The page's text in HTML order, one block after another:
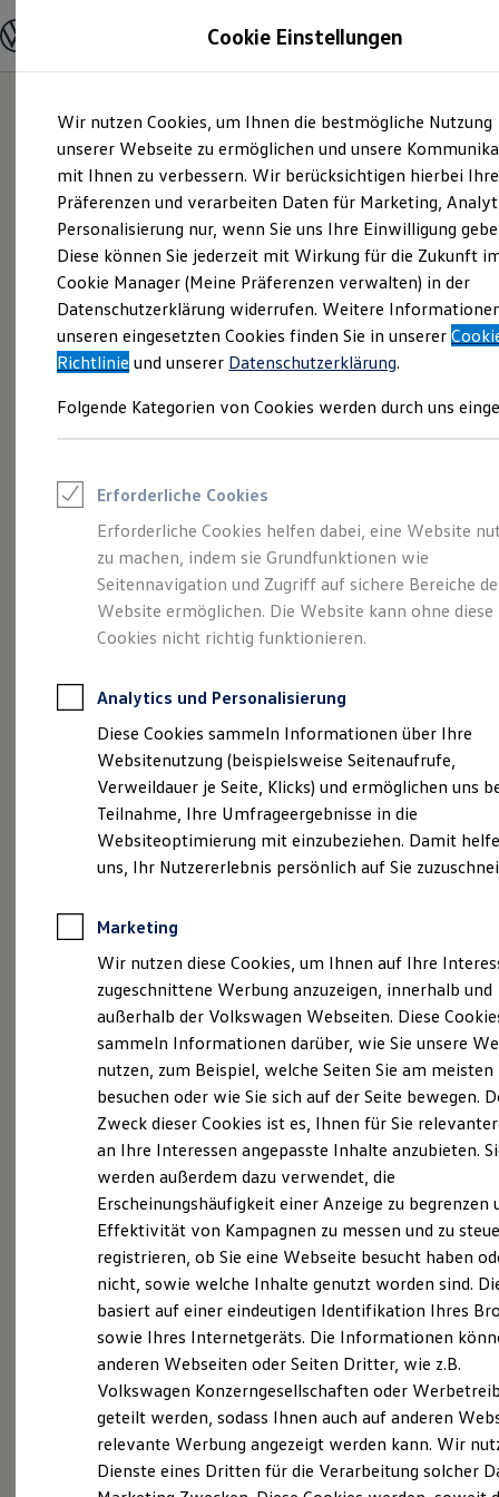
Hauptinhalt
springen
Footer
springen
Modelle und Konfigurator
Modelle vergleichen
Elektroautos
ENERGY Sondermodelle
Nutzfahrzeuge
SUV und CUV
Familienautos
Kombis
Kompaktwagen
Sportwagen
Schnell verfügbare Fahrzeuge
Angebote und Produkte
Aktuelle Angebote
E-Auto-Förderung
Volkswagen Marktplatz
Junge Gebrauchtwagen und Gebrauchtwagen
Saisonangebote
Leasing
Leasing-Angebote
Gebrauchtwagen Leasing
Junge Gebrauchtwagen-Leasing
Elektroauto Leasing
Kleinwagen-Leasing
Leasing ohne Anzahlung
Autokredit mit Schlussrate
Versicherungen und Garantien
Kfz-Versicherung
Restschuldversicherungen
Garantien
Wartungsverträge
Geschäftskunden
Professional Class bei Volkswagen
Großkunden
Behörden
Anpfiff zum Gewinn
Elektroautos
ID. Tutorials
Der neue ID. Polo
Der ID.4
Der ID.4 GTX
Der ID.5 GTX
Der ID.7 GTX
Der ID.7 Tourer
Der ID.7 GTX Tourer
Der neue ID. Cross
Elektrofahrzeugkonzepte
ID. EVERY1
Reichweite
Reichweite der ID. Modelle
Reichweite im Winter
Rekuperation
Laden unterwegs
Laden Zuhause
Ladestationen finden
Ladezeitensimulator
Batterie
Sicherheit
Garantie und Lebensdauer
Eine Klasse für sich.
Der Golf.
Impressum & Rechtliches)
Details des Golf
Exterieur
Harmonisch aufeinander abgestimmt: Mit
beleuchtendem VolkswagenLogo und schnittigen
Frontstoßfängern weiß der Golfoptisch zu
überzeugen. Auch die neuen Scheinwerfer und
Rückleuchten mit optionalen dynamischen
Cookie Einstellungen
Wir nutzen Cookies, um Ihnen die bestmögliche Nutzung
unserer Webseite zu ermöglichen und unsere
mit Ihnen zu verbessern. Wir berücksichtigen hierbei Ihre
Präferenzen und verarbeiten Daten für Marketing,
Personalisierung nur, wenn Sie uns Ihre Einwilligung
Diese können Sie jederzeit mit Wirkung für die Zukunft
Cookie Manager (Meine Präferenzen verwalten) in der
Datenschutzerklärung widerrufen. Weitere
unseren eingesetzten Cookies finden Sie in unserer
Richtlinie und unserer Datenschutzerklärung.
Folgende Kategorien von Cookies werden durch uns
Erforderliche Cookies
Erforderliche Cookies helfen dabei, eine Website
zu machen, indem sie Grundfunktionen wie
Seitennavigation und Zugriff auf sichere Bereiche
Website ermöglichen. Die Website kann ohne diese
Cookies nicht richtig funktionieren.
Analytics und Personalisierung
Diese Cookies sammeln Informationen über Ihre
Websitenutzung (beispielsweise Seitenaufrufe,
Verweildauer je Seite, Klicks) und ermöglichen uns
Teilnahme, Ihre Umfrageergebnisse in die
Websiteoptimierung mit einzubeziehen. Damit
uns, Ihr Nutzererlebnis persönlich auf Sie
Marketing
Wir nutzen diese Cookies, um Ihnen auf Ihre
zugeschnittene Werbung anzuzeigen, innerhalb und
außerhalb der Volkswagen Webseiten. Diese
sammeln Informationen darüber, wie Sie unsere
nutzen, zum Beispiel, welche Seiten Sie am meisten
besuchen oder wie Sie sich auf der Seite bewegen.
Zweck dieser Cookies ist es, Ihnen für Sie
an Ihre Interessen angepasste Inhalte anzubieten.
werden außerdem dazu verwendet, die
Erscheinungshäufigkeit einer Anzeige zu begrenzen
Effektivität von Kampagnen zu messen und zu
registrieren, ob Sie eine Webseite besucht haben
nicht, sowie welche Inhalte genutzt worden sind.
basiert auf einer eindeutigen Identifikation Ihres
sowie Ihres Internetgeräts. Die Informationen
anderen Webseiten oder Seiten Dritter, wie z.B.
Volkswagen Konzerngesellschaften oder
geteilt werden, sodass Ihnen auch auf anderen
relevante Werbung angezeigt werden kann. Wir
Dienste eines Dritten für die Verarbeitung solcher